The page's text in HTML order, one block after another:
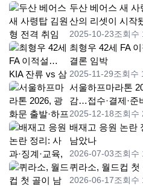
두산 베어스 새
산의 리셋이 시작
2025-10-23조회수
최형우 42세 FA
결론 임박
2025-11-29조회수
서울하프마라톤
감…접수·결제·준
2025-12-18조회수
배재고 응원 논란
남았나
2026-07-03조회수
퀴라소, 월드컵 첫
2026-06-17조회수